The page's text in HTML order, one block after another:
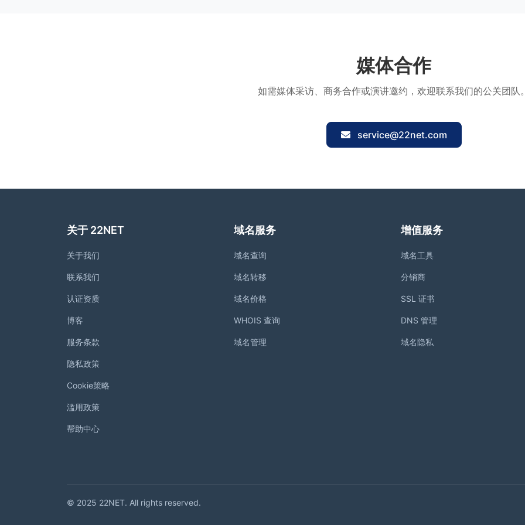
媒体合作
如需媒体采访、商务合作或演讲邀约，欢迎联系我们的公关团队。
service@22net.com
关于 22NET
关于我们
联系我们
认证资质
博客
服务条款
隐私政策
Cookie策略
滥用政策
帮助中心
域名服务
域名查询
域名转移
域名价格
WHOIS 查询
域名管理
增值服务
域名工具
分销商
SSL 证书
DNS 管理
域名隐私
© 2025 22NET. All rights reserved.